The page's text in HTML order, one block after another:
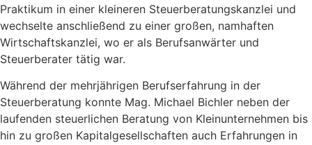
Praktikum in einer kleineren Steuerberatungskanzlei und
wechselte anschließend zu einer großen, namhaften
Wirtschaftskanzlei, wo er als Berufsanwärter und
Steuerberater tätig war.
Während der mehrjährigen Berufserfahrung in der
Steuerberatung konnte Mag. Michael Bichler neben der
laufenden steuerlichen Beratung von Kleinunternehmen bis
hin zu großen Kapitalgesellschaften auch Erfahrungen in